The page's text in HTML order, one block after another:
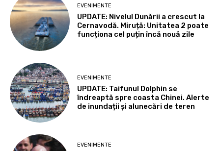
EVENIMENTE
UPDATE: Nivelul Dunării a crescut la
Cernavodă. Miruță: Unitatea 2 poate
funcționa cel puțin încă nouă zile
EVENIMENTE
UPDATE: Taifunul Dolphin se
îndreaptă spre coasta Chinei. Alerte
de inundații și alunecări de teren
EVENIMENTE